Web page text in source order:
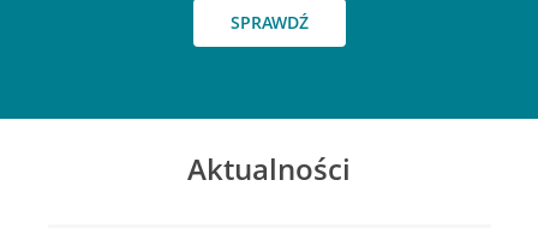
SPRAWDŹ
Aktualności